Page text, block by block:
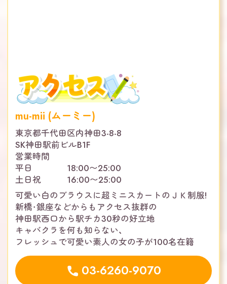
mu-mii (ムーミー)
東京都千代田区内神田3-8-8
SK神田駅前ビルB1F
営業時間
平日 18:00〜25:00
土日祝 16:00〜25:00
可愛い白のブラウスに超ミニスカートのＪＫ制服!
新橋・銀座などからもアクセス抜群の
神田駅西口から駅チカ30秒の好立地
キャバクラを何も知らない、
フレッシュで可愛い素人の女の子が100名在籍
03-6260-9070